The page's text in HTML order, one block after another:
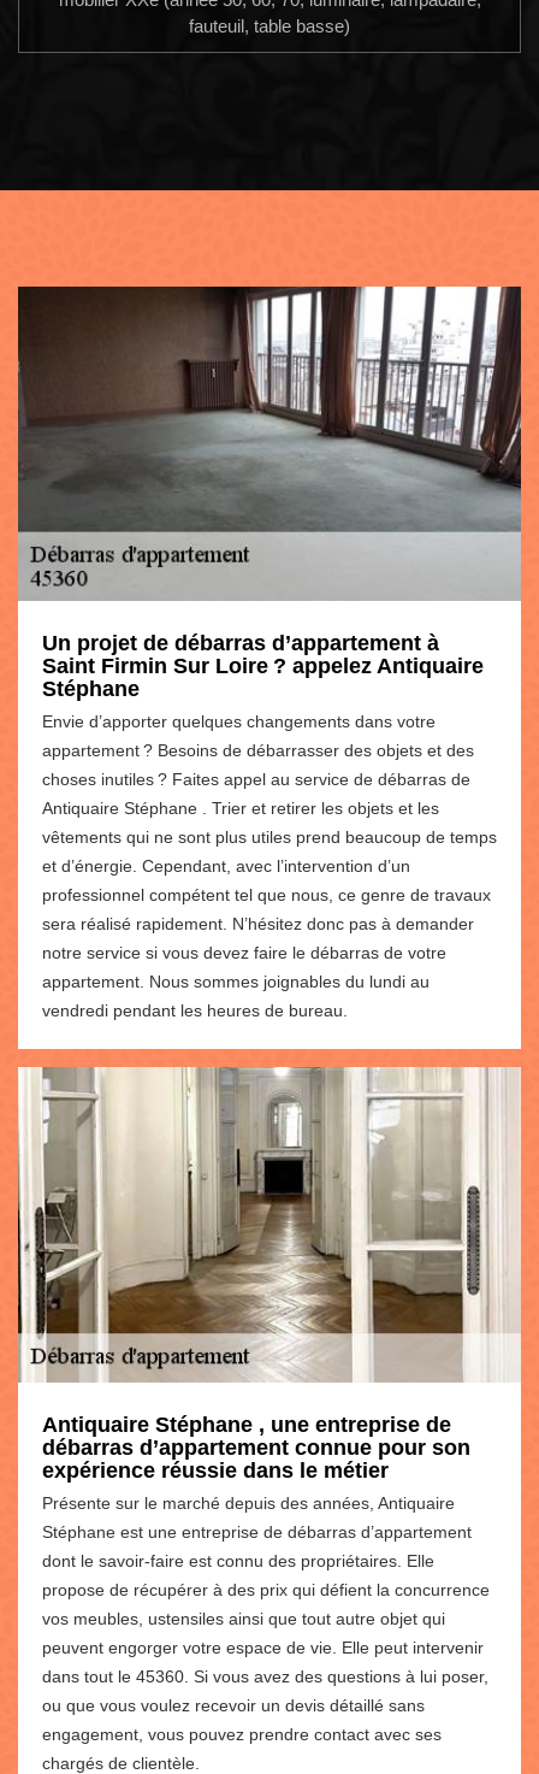
fauteuil, table basse)
Un projet de débarras d’appartement à
Saint Firmin Sur Loire ? appelez Antiquaire
Stéphane
Envie d’apporter quelques changements dans votre
appartement ? Besoins de débarrasser des objets et des
choses inutiles ? Faites appel au service de débarras de
Antiquaire Stéphane . Trier et retirer les objets et les
vêtements qui ne sont plus utiles prend beaucoup de temps
et d’énergie. Cependant, avec l’intervention d’un
professionnel compétent tel que nous, ce genre de travaux
sera réalisé rapidement. N’hésitez donc pas à demander
notre service si vous devez faire le débarras de votre
appartement. Nous sommes joignables du lundi au
vendredi pendant les heures de bureau.
Antiquaire Stéphane , une entreprise de
débarras d’appartement connue pour son
expérience réussie dans le métier
Présente sur le marché depuis des années, Antiquaire
Stéphane est une entreprise de débarras d’appartement
dont le savoir-faire est connu des propriétaires. Elle
propose de récupérer à des prix qui défient la concurrence
vos meubles, ustensiles ainsi que tout autre objet qui
peuvent engorger votre espace de vie. Elle peut intervenir
dans tout le 45360. Si vous avez des questions à lui poser,
ou que vous voulez recevoir un devis détaillé sans
engagement, vous pouvez prendre contact avec ses
chargés de clientèle.